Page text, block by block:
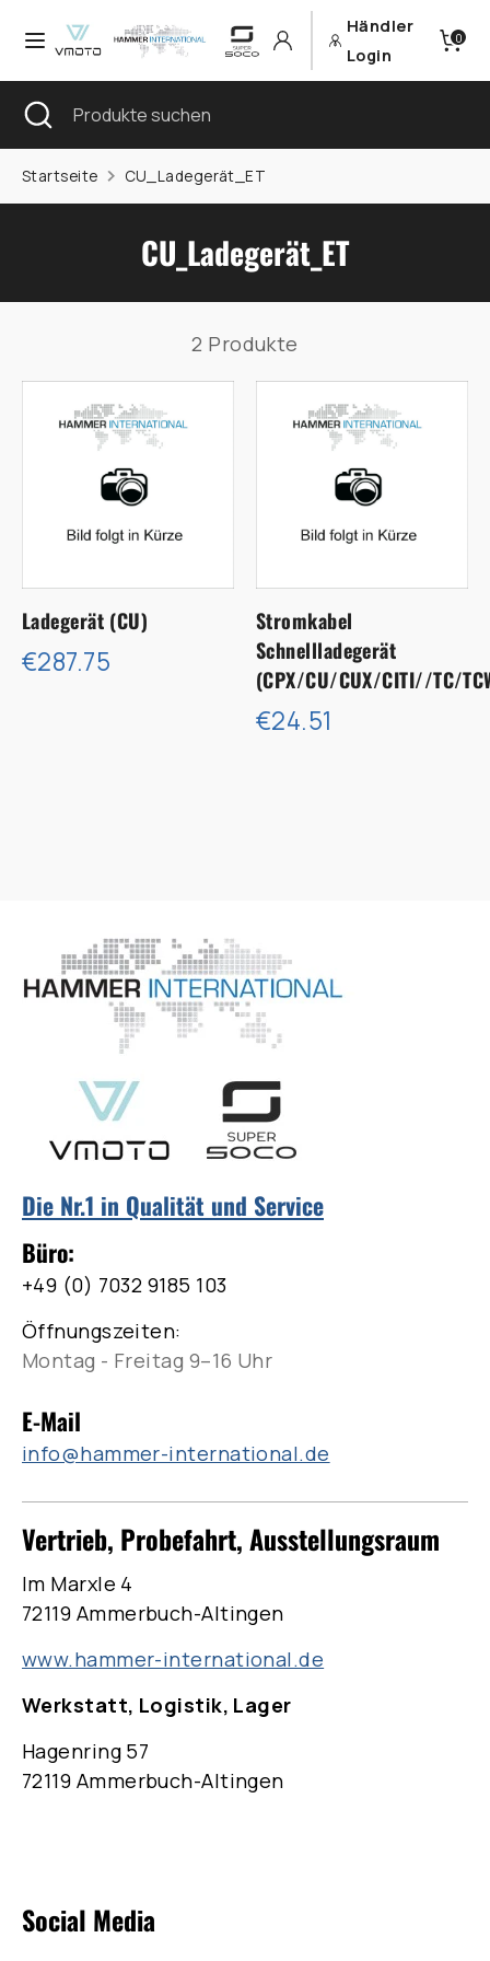
zum
Händler
Login
0
Währung
Deutschland (EUR €) Sprache
Deutsch
SuchenProdukte
SuchenProdukte
Suche
schließen
Startseite CU_Ladegerät_ET
CU_Ladegerät_ET
2 Produkte
Ladegerät (CU)
€287.75
Stromkabel
Schnellladegerät
(CPX/CU/CUX/CITI//TC/
€24.51
Die Nr.1 in Qualität und Service
Büro:
+49 (0) 7032 9185 103
Öffnungszeiten:
Montag - Freitag 9–16 Uhr
E-Mail
info@hammer-international.de
Vertrieb, Probefahrt, Ausstellungsraum
Im Marxle 4
72119 Ammerbuch-Altingen
www.hammer-international.de
Werkstatt, Logistik, Lager
Hagenring 57
72119 Ammerbuch-Altingen
Social Media